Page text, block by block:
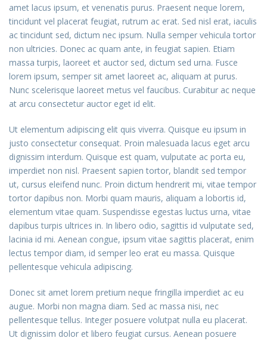
amet lacus ipsum, et venenatis purus. Praesent neque lorem,
tincidunt vel placerat feugiat, rutrum ac erat. Sed nisl erat, iaculis
ac tincidunt sed, dictum nec ipsum. Nulla semper vehicula tortor
non ultricies. Donec ac quam ante, in feugiat sapien. Etiam
massa turpis, laoreet et auctor sed, dictum sed urna. Fusce
lorem ipsum, semper sit amet laoreet ac, aliquam at purus.
Nunc scelerisque laoreet metus vel faucibus. Curabitur ac neque
at arcu consectetur auctor eget id elit.
Ut elementum adipiscing elit quis viverra. Quisque eu ipsum in
justo consectetur consequat. Proin malesuada lacus eget arcu
dignissim interdum. Quisque est quam, vulputate ac porta eu,
imperdiet non nisl. Praesent sapien tortor, blandit sed tempor
ut, cursus eleifend nunc. Proin dictum hendrerit mi, vitae tempor
tortor dapibus non. Morbi quam mauris, aliquam a lobortis id,
elementum vitae quam. Suspendisse egestas luctus urna, vitae
dapibus turpis ultrices in. In libero odio, sagittis id vulputate sed,
lacinia id mi. Aenean congue, ipsum vitae sagittis placerat, enim
lectus tempor diam, id semper leo erat eu massa. Quisque
pellentesque vehicula adipiscing.
Donec sit amet lorem pretium neque fringilla imperdiet ac eu
augue. Morbi non magna diam. Sed ac massa nisi, nec
pellentesque tellus. Integer posuere volutpat nulla eu placerat.
Ut dignissim dolor et libero feugiat cursus. Aenean posuere